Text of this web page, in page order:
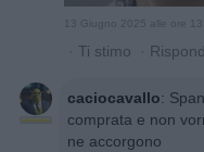
13 Giugno 2025 alle ore
· Ti stimo ·
caciocavallo:
comprata e non
ne accorgono